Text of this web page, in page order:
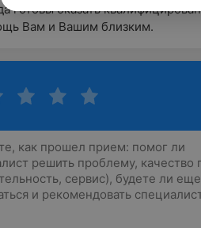
готовы оказать
Вам и Вашим близким.